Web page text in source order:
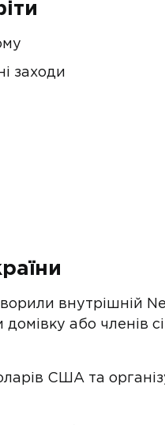
заходи
внутрішній
або членів
США та